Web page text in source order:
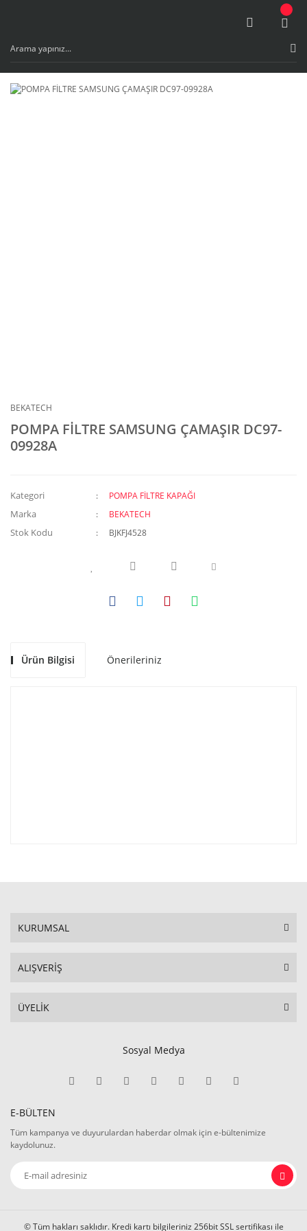
BEKATECH
POMPA FİLTRE SAMSUNG ÇAMAŞIR DC97-
09928A
Kategori POMPA FİLTRE KAPAĞI
Marka BEKATECH
Stok Kodu BJKFJ4528
Ürün Bilgisi Önerileriniz
KURUMSAL
ALIŞVERİŞ
ÜYELİK
Sosyal Medya
E-BÜLTEN
Tüm kampanya ve duyurulardan haberdar olmak için e-bültenimize
kaydolunuz.
© Tüm hakları saklıdır. Kredi kartı bilgileriniz 256bit SSL sertifikası ile